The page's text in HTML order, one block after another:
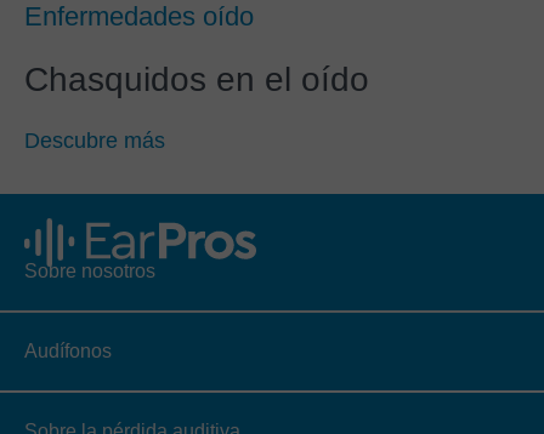
Enfermedades oído
Chasquidos en el oído
Descubre más
Sobre nosotros
Audífonos